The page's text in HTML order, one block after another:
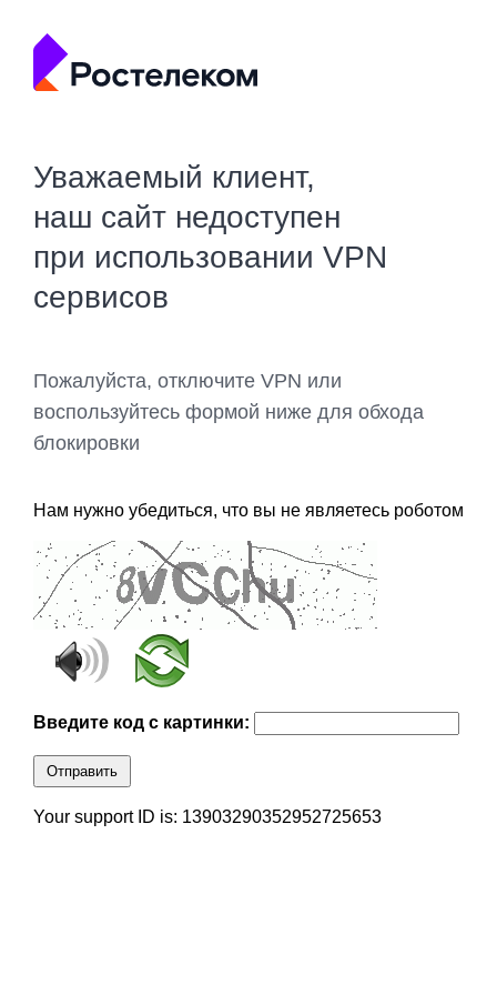
Уважаемый клиент,
наш сайт недоступен
при использовании VPN
сервисов
Пожалуйста, отключите VPN или
воспользуйтесь формой ниже для обхода
блокировки
Нам нужно убедиться, что вы не являетесь роботом
Введите код с картинки:
Отправить
Your support ID is: 13903290352952725653